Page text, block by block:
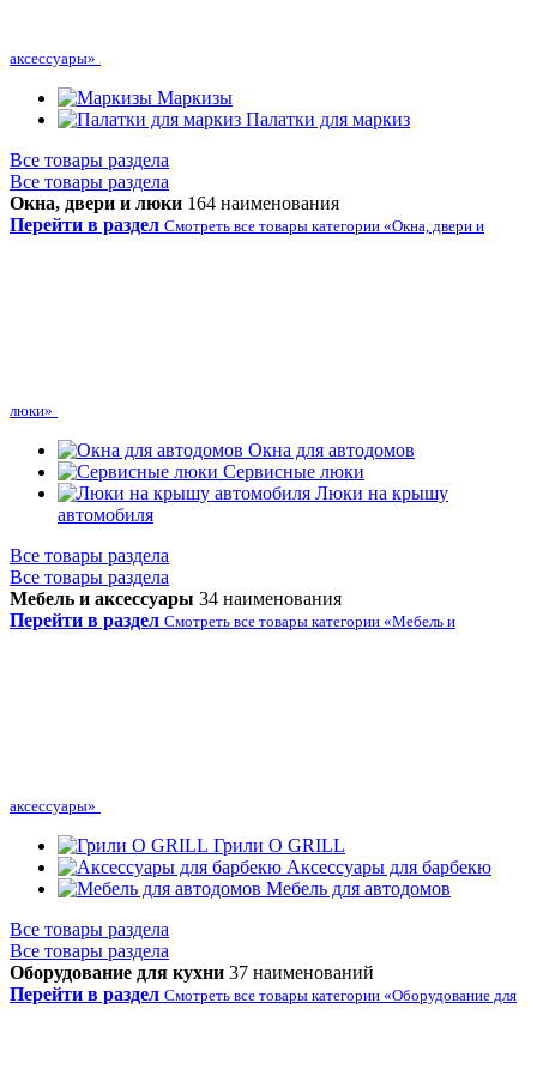
аксессуары»
Маркизы
Палатки для маркиз
Все товары раздела
Все товары раздела
Окна, двери и люки 164 наименования
Перейти в раздел Смотреть все товары категории «Окна, двери и
люки»
Окна для автодомов
Сервисные люки
Люки на крышу
автомобиля
Все товары раздела
Все товары раздела
Мебель и аксессуары 34 наименования
Перейти в раздел Смотреть все товары категории «Мебель и
аксессуары»
Грили O GRILL
Аксессуары для барбекю
Мебель для автодомов
Все товары раздела
Все товары раздела
Оборудование для кухни 37 наименований
Перейти в раздел Смотреть все товары категории «Оборудование для